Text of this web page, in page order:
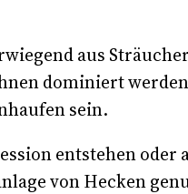
aus
dominiert
sein.
entstehen
von Hecken